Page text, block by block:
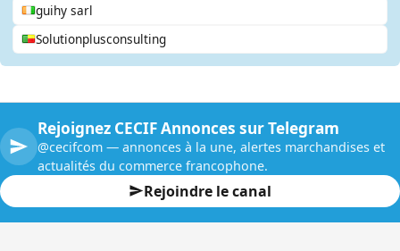
guihy sarl
Solutionplusconsulting
Rejoignez CECIF Annonces sur Telegram
@cecifcom — annonces à la une, alertes marchandises et
actualités du commerce francophone.
Rejoindre le canal